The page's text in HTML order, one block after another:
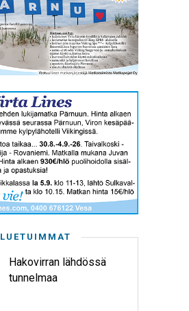
LUETUIMMAT
Hakovirran lähdössä
tunnelmaa